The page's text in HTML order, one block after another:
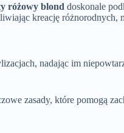
różowy blond doskonale
kreację różnorodnych,
nadając im
zasady, które pomogą